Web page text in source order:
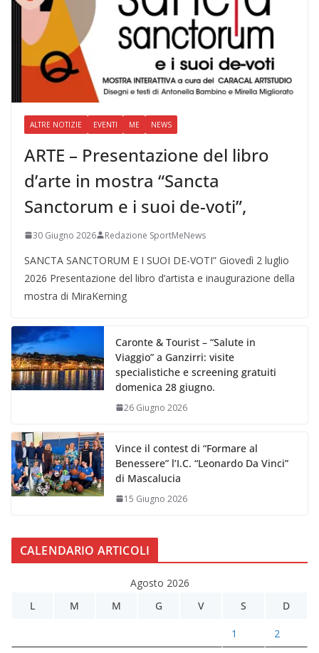
ALTRE NOTIZIE EVENTI ME NEWS
ARTE – Presentazione del libro
d’arte in mostra “Sancta
Sanctorum e i suoi de-voti”,
30 Giugno 2026 Redazione SportMeNews
SANCTA SANCTORUM E I SUOI DE-VOTI” Giovedì 2 luglio
2026 Presentazione del libro d’artista e inaugurazione della
mostra di MiraKerning
Caronte & Tourist – “Salute in
Viaggio” a Ganzirri: visite
specialistiche e screening gratuiti
domenica 28 giugno.
26 Giugno 2026
Vince il contest di “Formare al
Benessere” l’I.C. “Leonardo Da Vinci”
di Mascalucia
15 Giugno 2026
CALENDARIO ARTICOLI
Agosto 2026
L
M M G V S D
1 2